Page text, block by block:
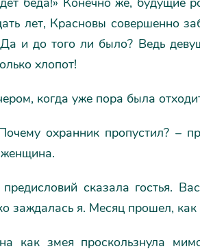
лет, Красновы совершенно
и до того ли было? Ведь
хлопот!
когда уже пора была
охранник пропустил? –
сказала гостья.
заждалась я. Месяц прошел,
как змея проскользнула